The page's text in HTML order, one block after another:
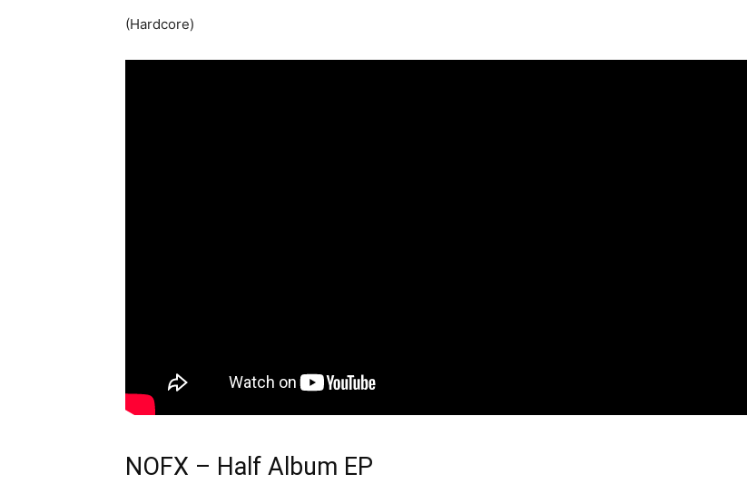
(Hardcore)
NOFX – Half Album EP